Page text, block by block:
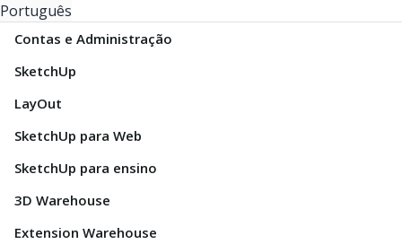
Português
Contas e Administração
SketchUp
LayOut
SketchUp para Web
SketchUp para ensino
3D Warehouse
Extension Warehouse